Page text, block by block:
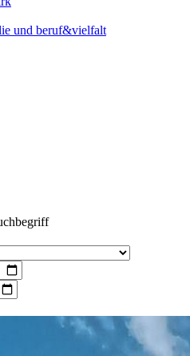
und beruf&vielfalt